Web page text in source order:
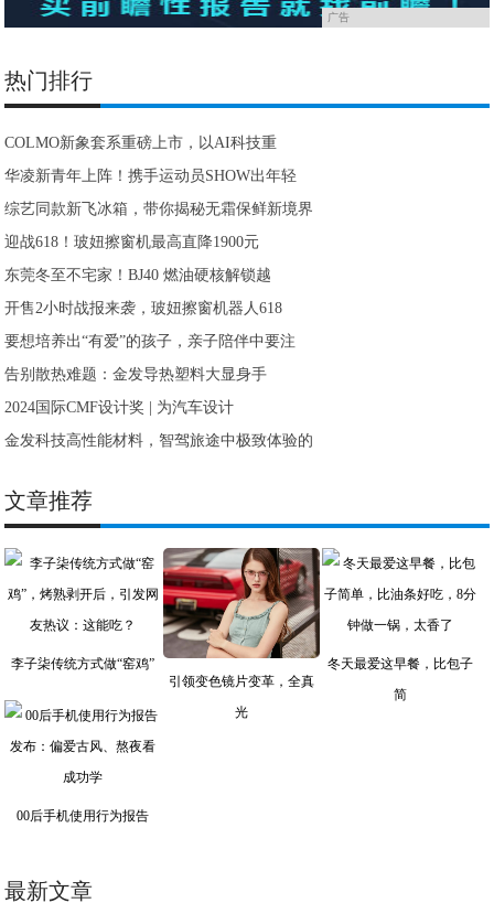
广告
热门排行
COLMO新象套系重磅上市，以AI科技重
华凌新青年上阵！携手运动员SHOW出年轻
综艺同款新飞冰箱，带你揭秘无霜保鲜新境界
迎战618！玻妞擦窗机最高直降1900元
东莞冬至不宅家！BJ40 燃油硬核解锁越
开售2小时战报来袭，玻妞擦窗机器人618
要想培养出“有爱”的孩子，亲子陪伴中要注
告别散热难题：金发导热塑料大显身手
2024国际CMF设计奖 | 为汽车设计
金发科技高性能材料，智驾旅途中极致体验的
文章推荐
李子柒传统方式做“窑鸡”
引领变色镜片变革，全真
光
冬天最爱这早餐，比包子
简
00后手机使用行为报告
最新文章